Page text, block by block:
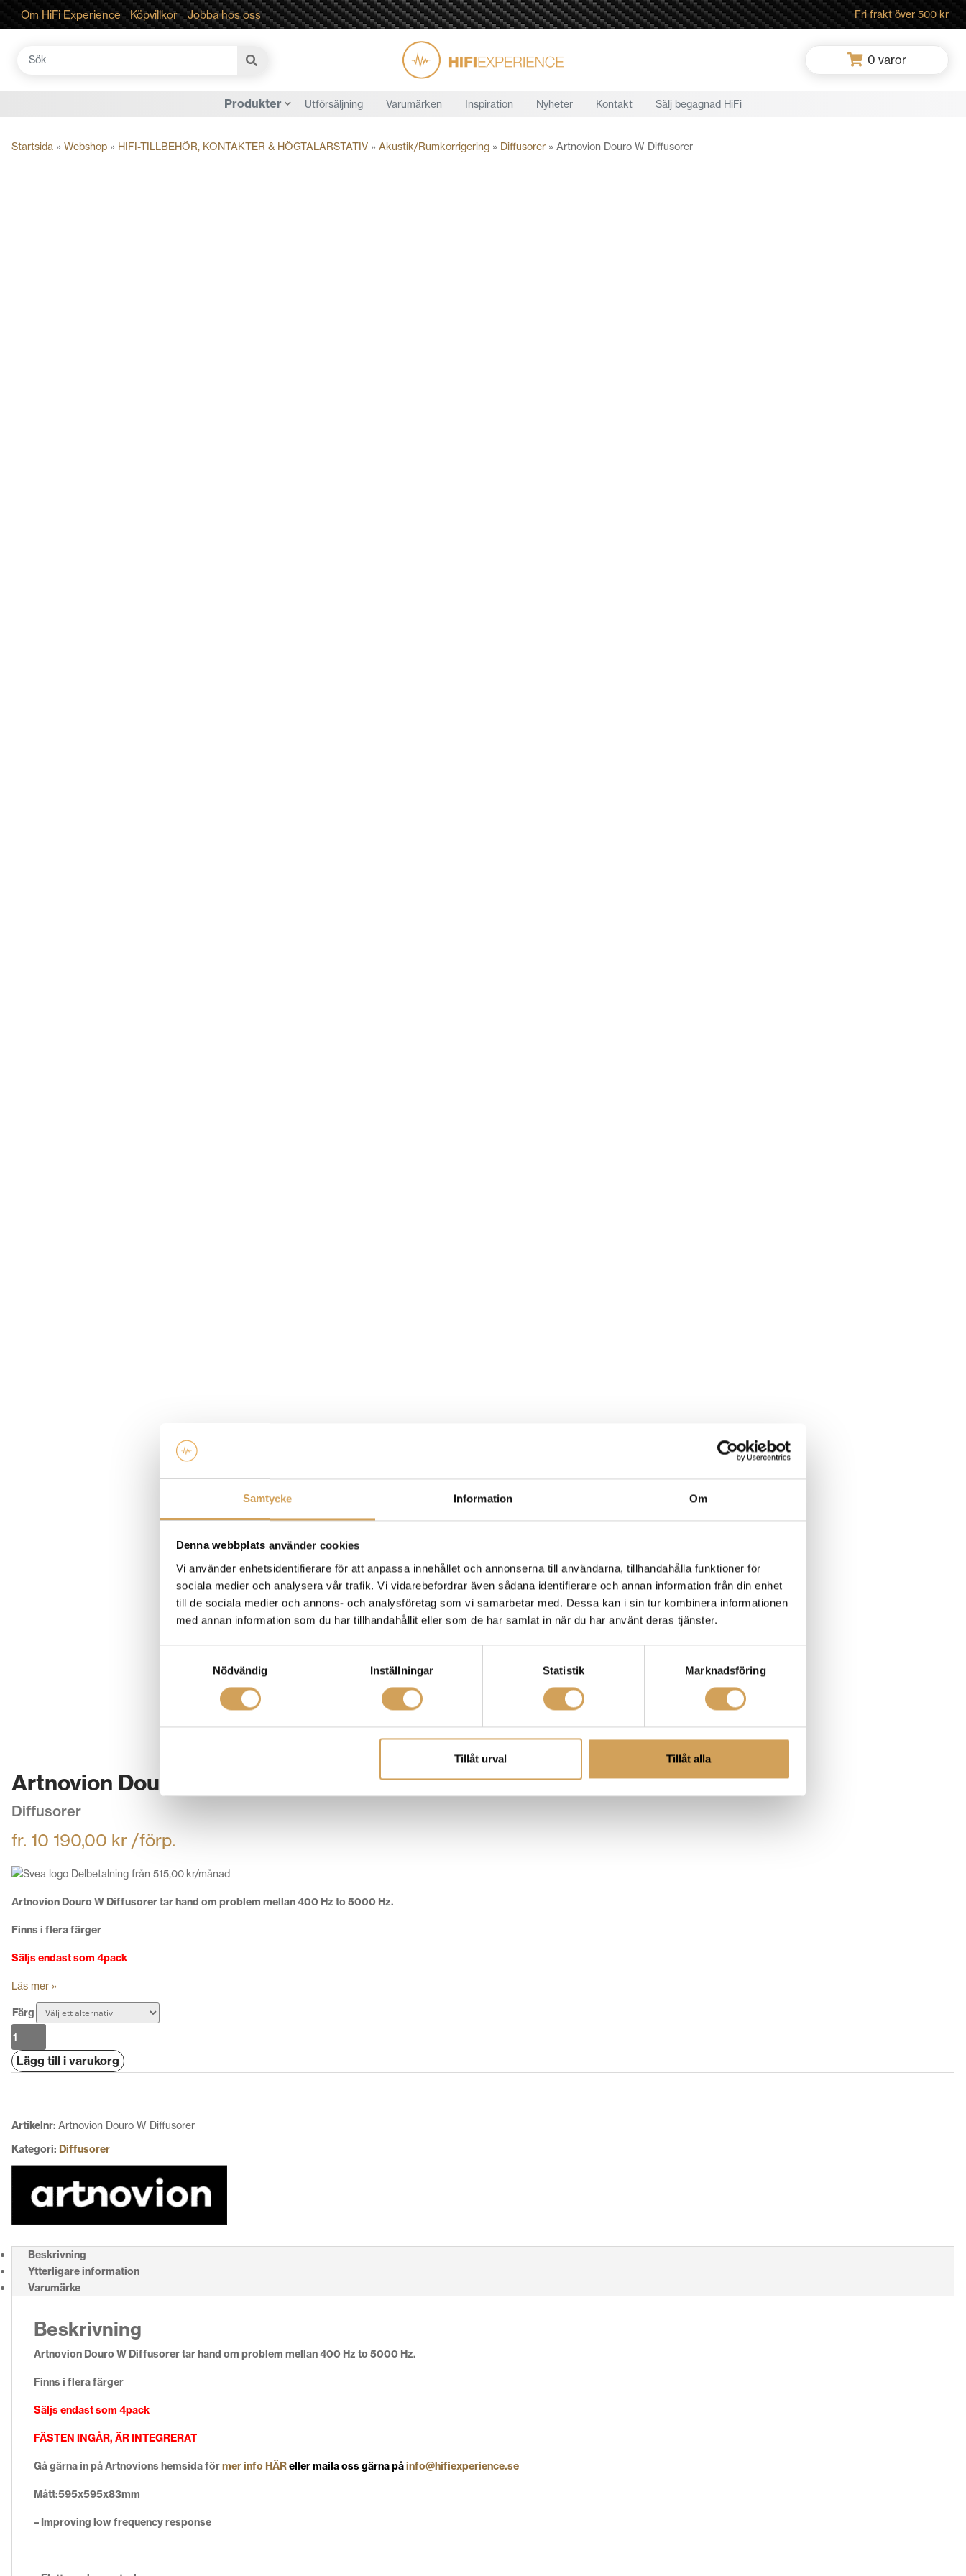
Samtycke Information Om
Denna webbplats använder cookies
Vi använder enhetsidentifierare för att anpassa innehållet och annonserna till användarna, tillhandahålla funktioner för
sociala medier och analysera vår trafik. Vi vidarebefordrar även sådana identifierare och annan information från din enhet
till de sociala medier och annons- och analysföretag som vi samarbetar med. Dessa kan i sin tur kombinera informationen
med annan information som du har tillhandahållit eller som de har samlat in när du har använt deras tjänster.
Nödvändig
Inställningar Statistik Marknadsföring
Tillåt urval Tillåt alla
Om HiFi Experience Köpvillkor Jobba hos oss Fri frakt över 500 kr
Sök
0 varor
Produkter Utförsäljning Varumärken Inspiration Nyheter Kontakt Sälj begagnad HiFi
Startsida » Webshop » HIFI-TILLBEHÖR, KONTAKTER & HÖGTALARSTATIV » Akustik/Rumkorrigering » Diffusorer » Artnovion Douro W Diffusorer
Artnovion Douro W Diffusorer
Diffusorer
fr. 10 190,00 kr /förp.
Delbetalning från 515,00 kr/månad
Artnovion Douro W Diffusorer tar hand om problem mellan 400 Hz to 5000 Hz.
Finns i flera färger
Säljs endast som 4pack
Läs mer »
Färg
Artnovion
Douro
WLägg till i varukorg
Artikelnr: Artnovion Douro W Diffusorer
Kategori: Diffusorer
Beskrivning
Ytterligare information
Varumärke
Beskrivning
Artnovion Douro W Diffusorer tar hand om problem mellan 400 Hz to 5000 Hz.
Finns i flera färger
Säljs endast som 4pack
FÄSTEN INGÅR, ÄR INTEGRERAT
Gå gärna in på Artnovions hemsida förmer info HÄReller maila oss gärna påinfo@hifiexperience.se
Mått:595x595x83mm
– Improving low frequency response